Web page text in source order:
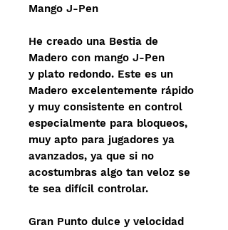
Mango J-Pen
He creado una Bestia de
Madero con mango J-Pen
y plato redondo. Este es un
Madero excelentemente rápido
y muy consistente en control
especialmente para bloqueos,
muy apto para jugadores ya
avanzados, ya que si no
acostumbras algo tan veloz se
te sea difícil controlar.
Gran Punto dulce y velocidad